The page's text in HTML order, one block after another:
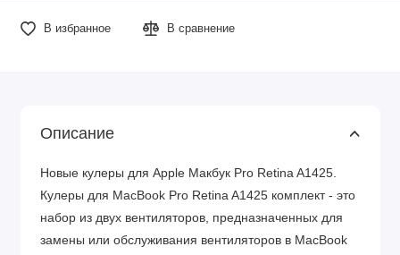
В избранное В сравнение
Описание
Новые кулеры для Apple Макбук Pro Retina A1425.
Кулеры для MacBook Pro Retina A1425 комплект - это
набор из двух вентиляторов, предназначенных для
замены или обслуживания вентиляторов в MacBook